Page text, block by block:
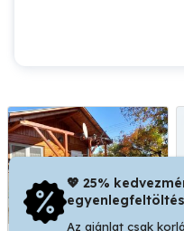
💖 25%
Az ajánlat csak